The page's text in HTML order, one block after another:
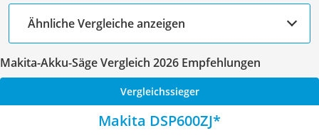
Ähnliche Vergleiche anzeigen
Makita-Akku-Säge Vergleich 2026 Empfehlungen
Vergleichssieger
Makita DSP600ZJ